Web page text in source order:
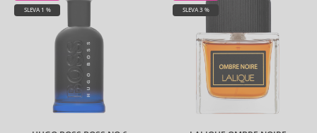
SLEVA 1 % SLEVA 3 %